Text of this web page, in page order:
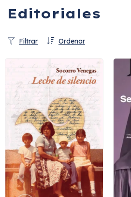
Editoriales
Ordenar
Filtrar